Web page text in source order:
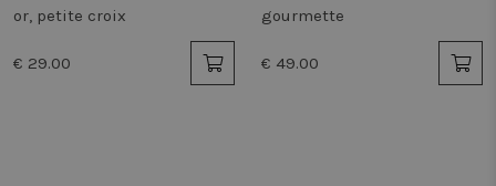
or, petite croix
€ 29.00
gourmette
€ 49.00